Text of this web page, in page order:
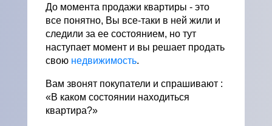
До момента продажи квартиры - это
все понятно, Вы все-таки в ней жили и
следили за ее состоянием, но тут
наступает момент и вы решает продать
свою недвижимость.
Вам звонят покупатели и спрашивают :
«В каком состоянии находиться
квартира?»